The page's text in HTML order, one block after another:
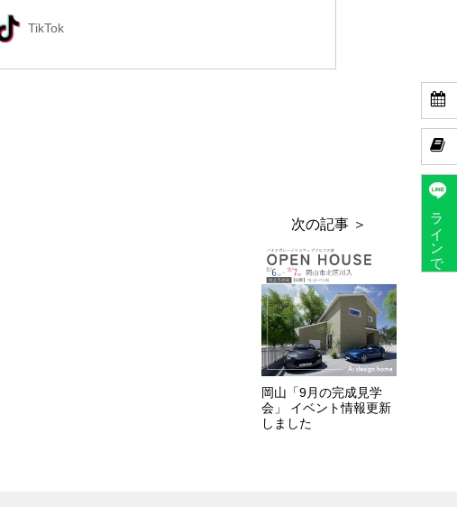


ラインで予約
TikTok
岡山「9月の完成見学
会」 イベント情報更新
しました